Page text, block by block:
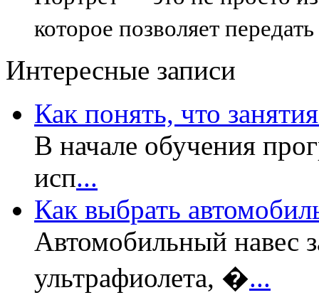
которое позволяет
Интересные записи
Как понять, что
В начале обучения
исп...
Как выбрать
Автомобильный навес
ультрафиолета, �...